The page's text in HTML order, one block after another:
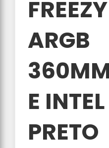
FREEZY
ARGB
E INTEL
PRETO